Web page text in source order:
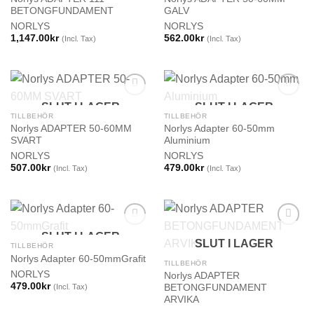
BETONGFUNDAMENT
NORLYS
1,147.00kr (Incl. Tax)
GALV
NORLYS
562.00kr (Incl. Tax)
SLUT I LAGER
TILLBEHÖR
Norlys ADAPTER 50-60MM
SVART
NORLYS
507.00kr (Incl. Tax)
SLUT I LAGER
TILLBEHÖR
Norlys Adapter 60-50mm
Aluminium
NORLYS
479.00kr (Incl. Tax)
SLUT I LAGER
TILLBEHÖR
Norlys Adapter 60-50mmGrafit
NORLYS
479.00kr (Incl. Tax)
SLUT I LAGER
TILLBEHÖR
Norlys ADAPTER
BETONGFUNDAMENT
ARVIKA